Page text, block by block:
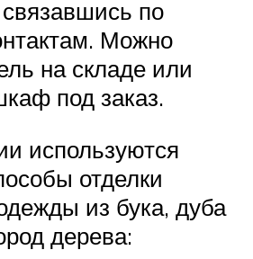
по
Можно
на складе или
под заказ.
используются
отделки
из бука, дуба
дерева: